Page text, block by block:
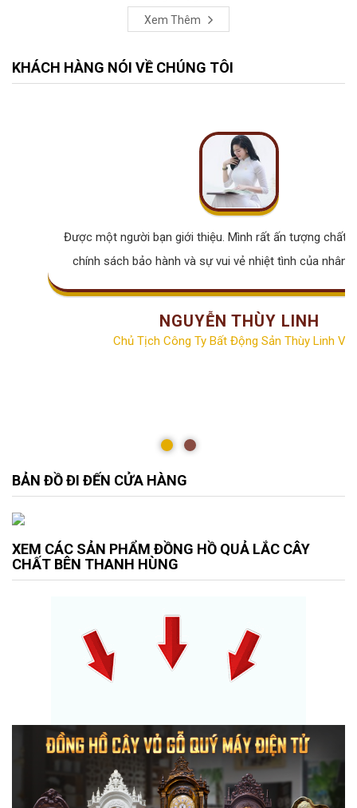
Xem Thêm
KHÁCH HÀNG NÓI VỀ CHÚNG TÔI
Được một người bạn giới thiệu. Mình rất ấn tượng chất
chính sách bảo hành và sự vui vẻ nhiệt tình của nhân
NGUYỄN THÙY LINH
Chủ Tịch Công Ty Bất Động Sản Thùy Linh
BẢN ĐỒ ĐI ĐẾN CỬA HÀNG
XEM CÁC SẢN PHẨM ĐỒNG HỒ QUẢ LẮC CÂY
CHẤT BÊN THANH HÙNG